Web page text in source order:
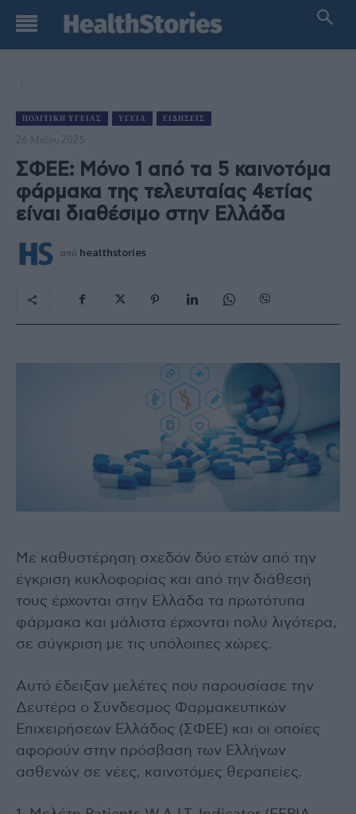
ΠΟΛΙΤΙΚΉ ΥΓΕΊΑΣ ΥΓΕΊΑ ΕΙΔΉΣΕΙΣ
26 Μαΐου 2025
ΣΦΕΕ: Μόνο 1 από τα 5 καινοτόμα
φάρμακα της τελευταίας 4ετίας
είναι διαθέσιμο στην Ελλάδα
από healthstories
Με καθυστέρηση σχεδόν δύο ετών από την
έγκριση κυκλοφορίας και από την διάθεσή
τους έρχονται στην Ελλάδα τα πρωτότυπα
φάρμακα και μάλιστα έρχονται πολύ λιγότερα,
σε σύγκριση με τις υπόλοιπες χώρες.
Αυτό έδειξαν μελέτες που παρουσίασε την
Δευτέρα ο Σύνδεσμος Φαρμακευτικών
Επιχειρήσεων Ελλάδος (ΣΦΕΕ) και οι οποίες
αφορούν στην πρόσβαση των Ελλήνων
ασθενών σε νέες, καινοτόμες θεραπείες.